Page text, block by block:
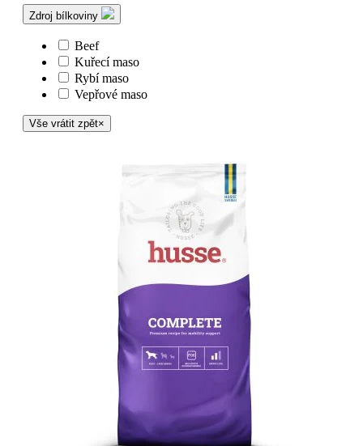
Zdroj bílkoviny
Beef
Kuřecí maso
Rybí maso
Vepřové maso
Vše vrátit zpět×